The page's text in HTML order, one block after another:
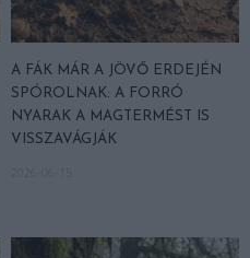
A FÁK MÁR A JÖVŐ ERDEJÉN
SPÓROLNAK: A FORRÓ
NYARAK A MAGTERMÉST IS
VISSZAVÁGJÁK